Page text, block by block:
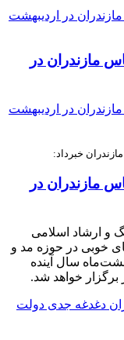
مازندران در
خبرداد:
مازندران در
و ارشاد اسلامی
خوبی در حوزه مد و
سال آینده
برگزار خواهد شد.